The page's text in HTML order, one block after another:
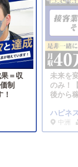
＝収
制
未来を
のみ！
後から
ハピネ
中洲